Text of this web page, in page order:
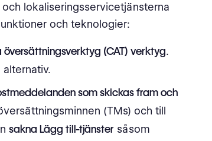
lokaliseringsservicetjänsterna
och teknologier:
(CAT) verktyg.
som skickas fram och
(TMs) och till
sakna Lägg till-tjänster såsom